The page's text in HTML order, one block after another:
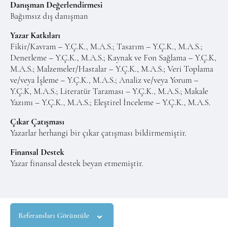
Danışman Değerlendirmesi
Bağımsız dış danışman
Yazar Katkıları
Fikir/Kavram – Y.Ç.K., M.A.S.; Tasarım – Y.Ç.K., M.A.S.;
Denetleme – Y.Ç.K., M.A.S.; Kaynak ve Fon Sağlama – Y.Ç.K,
M.A.S.; Malzemeler/Hastalar – Y.Ç.K., M.A.S.; Veri Toplama
ve/veya İşleme – Y.Ç.K., M.A.S.; Analiz ve/veya Yorum –
Y.Ç.K, M.A.S.; Literatür Taraması – Y.Ç.K., M.A.S.; Makale
Yazımı – Y.Ç.K., M.A.S.; Eleştirel İnceleme – Y.Ç.K., M.A.S.
Çıkar Çatışması
Yazarlar herhangi bir çıkar çatışması bildirmemiştir.
Finansal Destek
Yazar finansal destek beyan etmemiştir.
Referansları Görüntüle